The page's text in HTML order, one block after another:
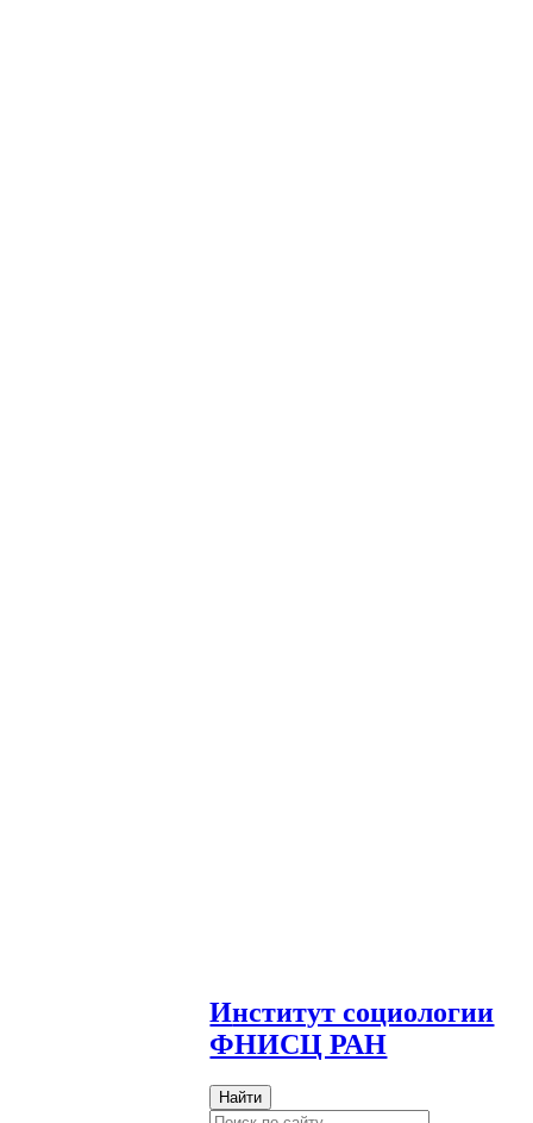
Институт социологии
ФНИСЦ РАН
Найти